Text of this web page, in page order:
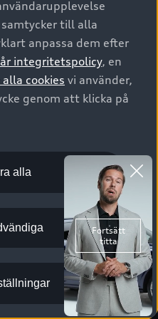
till alla
anpassa dem efter
integritetspolicy, en
cookies vi använder,
genom att klicka på
alla
påverkas min bil av detta?
om dataläcka
Reserved.
Audi AG